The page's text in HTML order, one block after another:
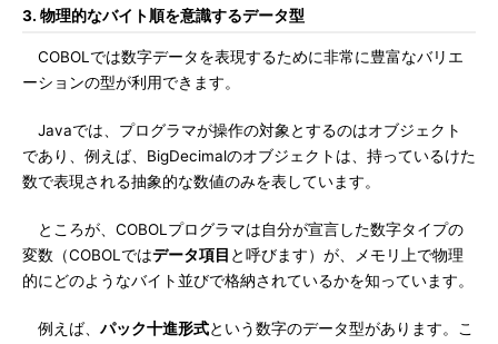
3. 物理的なバイト順を意識するデータ型
COBOLでは数字データを表現するために非常に豊富なバリエ
ーションの型が利用できます。
Javaでは、プログラマが操作の対象とするのはオブジェクト
であり、例えば、BigDecimalのオブジェクトは、持っているけた
数で表現される抽象的な数値のみを表しています。
ところが、COBOLプログラマは自分が宣言した数字タイプの
変数（COBOLではデータ項目 と呼びます）が、メモリ上で物理
的にどのようなバイト並びで格納されているかを知っています。
例えば、 パック十進形式という数字のデータ型があります。こ